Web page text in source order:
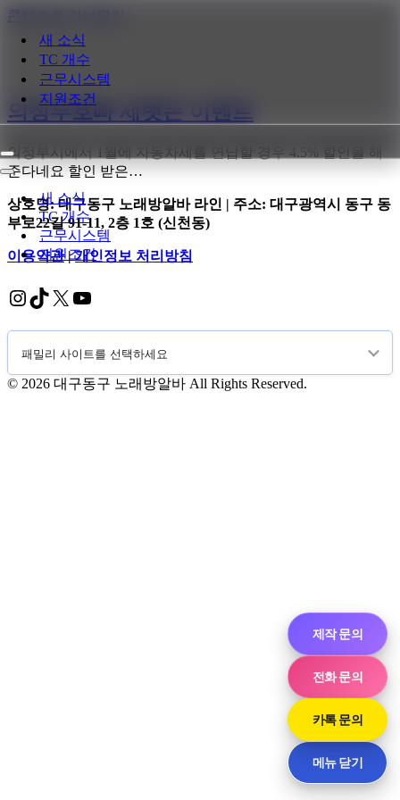
새 소식
TC 개수
근무시스템
지원조건
내
비
이
션
뉴
내
게
이
메
새 소식
TC 개수
근무시스템
지원조건
의정부호빠 세뱃돈 이벤트
의정부시에서 1월에 자동차세를 연납할 경우 4.5% 할인을 해
준다네요 할인 받은…
상호명: 대구동구 노래방알바 라인 | 주소: 대구광역시 동구 동
부로22길 91-11, 2층 1호 (신천동)
이용약관|개인정보 처리방침
Instagram
TikTok
X YouTube
© 2026 대구동구 노래방알바 All Rights Reserved.
제작 문의
전화 문의
카톡 문의
메뉴 닫기